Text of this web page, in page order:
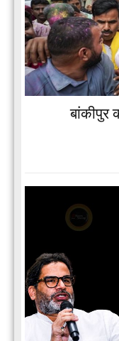
बांकीपुर